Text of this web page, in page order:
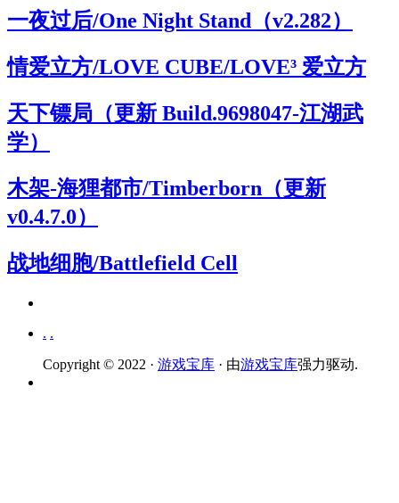
一夜过后/One Night Stand（v2.282）
情爱立方/LOVE CUBE/LOVE³ 爱立方
天下镖局（更新 Build.9698047-江湖武
学）
木架-海狸都市/Timberborn（更新
v0.4.7.0）
战地细胞/Battlefield Cell
. .
Copyright © 2022 · 游戏宝库 · 由游戏宝库强力驱动.